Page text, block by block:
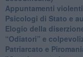
​Appuntamenti
​Psicologi di Stato e
Elogio della
“Odiatori” e
​Patriarcato e